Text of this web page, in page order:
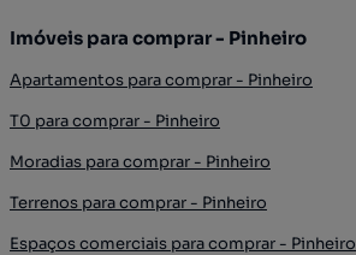
Imóveis para comprar - Pinheiro
Apartamentos para comprar - Pinheiro
T0 para comprar - Pinheiro
Moradias para comprar - Pinheiro
Terrenos para comprar - Pinheiro
Espaços comerciais para comprar - Pinheiro